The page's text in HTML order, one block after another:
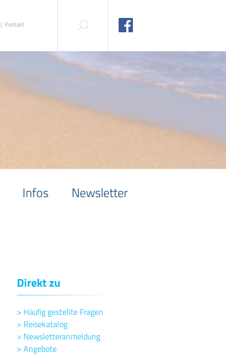
Kontakt
Infos Newsletter
Direkt zu
> Häufig gestellte Fragen
> Reisekatalog
> Newsletteranmeldung
> Angebote